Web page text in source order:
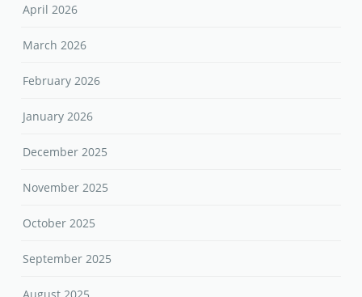
April 2026
March 2026
February 2026
January 2026
December 2025
November 2025
October 2025
September 2025
August 2025